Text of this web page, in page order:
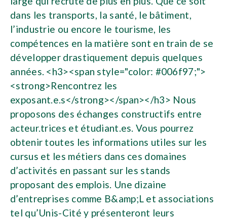
dans les transports, la santé, le bâtiment,
l’industrie ou encore le tourisme, les
compétences en la matière sont en train de se
développer drastiquement depuis quelques
années. <h3><span style="color: #006f97;">
<strong>Rencontrez les
exposant.e.s</strong></span></h3> Nous
proposons des échanges constructifs entre
acteur.trices et étudiant.es. Vous pourrez
obtenir toutes les informations utiles sur les
cursus et les métiers dans ces domaines
d’activités en passant sur les stands
proposant des emplois. Une dizaine
d’entreprises comme B&amp;L et associations
tel qu’Unis-Cité y présenteront leurs